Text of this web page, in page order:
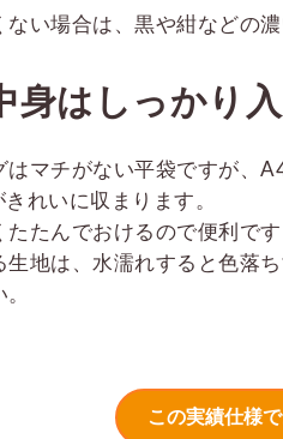
い場合は、黒や紺などの
身はしっかり入
マチがない平袋ですが、
れいに収まります。
たんでおけるので便利です
地は、水濡れすると色落